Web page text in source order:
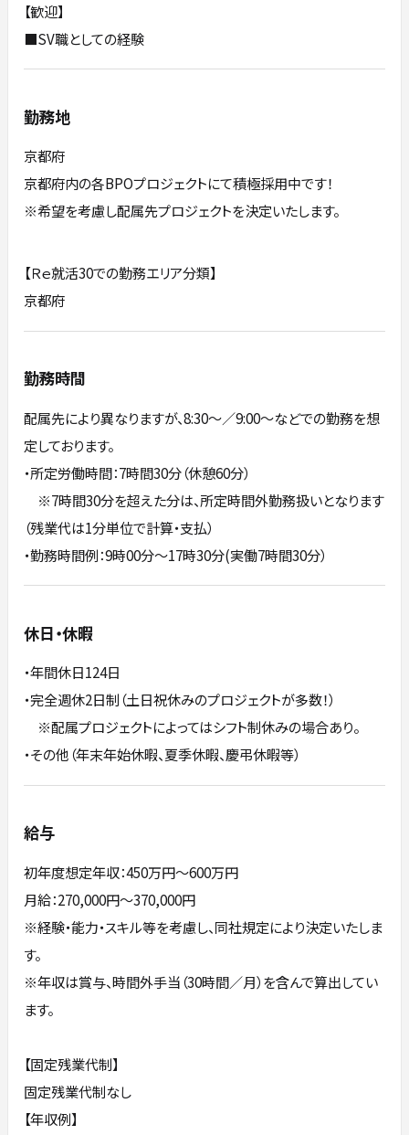
【歓迎】
■SV職としての経験
勤務地
京都府
京都府内の各BPOプロジェクトにて積極採用中です！
※希望を考慮し配属先プロジェクトを決定いたします。
【Ｒｅ就活30での勤務エリア分類】
京都府
勤務時間
配属先により異なりますが、8:30～／9:00～などでの勤務を想
定しております。
・所定労働時間：7時間30分（休憩60分）
※7時間30分を超えた分は、所定時間外勤務扱いとなります
（残業代は1分単位で計算・支払）
・勤務時間例：9時00分～17時30分(実働7時間30分）
休日・休暇
・年間休日124日
・完全週休2日制（土日祝休みのプロジェクトが多数！）
※配属プロジェクトによってはシフト制休みの場合あり。
・その他（年末年始休暇、夏季休暇、慶弔休暇等）
給与
初年度想定年収：450万円〜600万円
月給：270,000円～370,000円
※経験・能力・スキル等を考慮し、同社規定により決定いたしま
す。
※年収は賞与、時間外手当（30時間／月）を含んで算出してい
ます。
【固定残業代制】
固定残業代制なし
【年収例】